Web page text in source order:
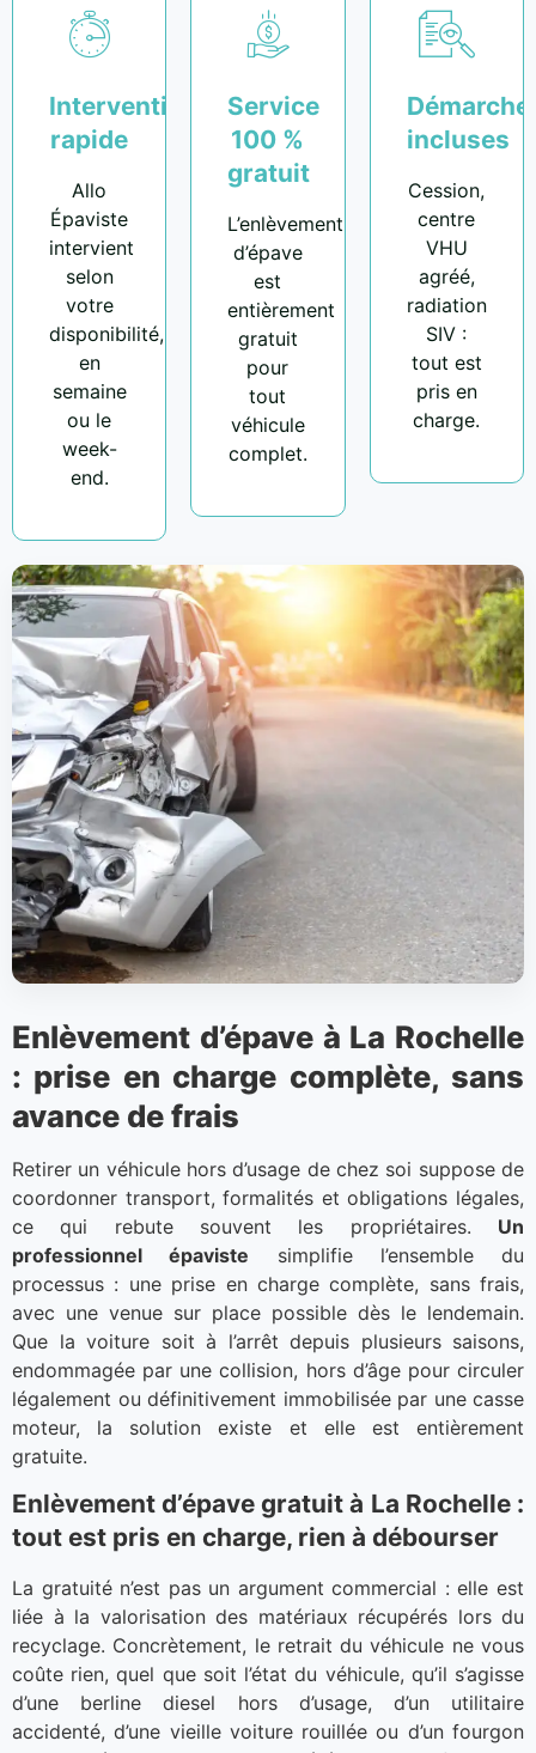
Intervention
rapide
Allo
Épaviste
intervient
selon
votre
disponibilité,
en
semaine
ou le
week-
end.
Service
100 %
gratuit
L’enlèvement
d’épave
est
entièrement
gratuit
pour
tout
véhicule
complet.
incluses
Cession,
centre
VHU
agréé,
radiation
SIV :
tout est
pris en
charge.
Enlèvement d’épave à La Rochelle
: prise en charge complète, sans
avance de frais
Retirer un véhicule hors d’usage de chez soi suppose de
coordonner transport, formalités et obligations légales,
ce qui rebute souvent les propriétaires. Un
professionnel épaviste simplifie l’ensemble du
processus : une prise en charge complète, sans frais,
avec une venue sur place possible dès le lendemain.
Que la voiture soit à l’arrêt depuis plusieurs saisons,
endommagée par une collision, hors d’âge pour circuler
légalement ou définitivement immobilisée par une casse
moteur, la solution existe et elle est entièrement
gratuite.
Enlèvement d’épave gratuit à La Rochelle :
tout est pris en charge, rien à débourser
La gratuité n’est pas un argument commercial : elle est
liée à la valorisation des matériaux récupérés lors du
recyclage. Concrètement, le retrait du véhicule ne vous
coûte rien, quel que soit l’état du véhicule, qu’il s’agisse
d’une berline diesel hors d’usage, d’un utilitaire
accidenté, d’une vieille voiture rouillée ou d’un fourgon